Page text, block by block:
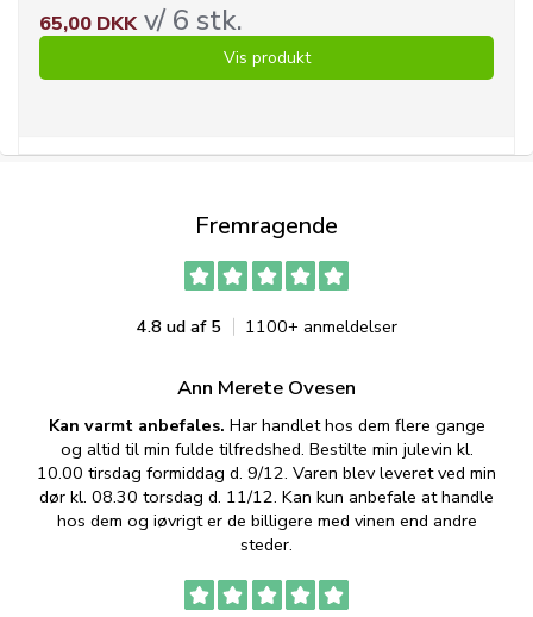
65,00 DKKv/ 6 stk.
Vis produkt
Fremragende
4.8 ud af 5 1100+ anmeldelser
Ann Merete Ovesen
Kan varmt anbefales. Har handlet hos dem flere gange
og altid til min fulde tilfredshed. Bestilte min julevin kl.
10.00 tirsdag formiddag d. 9/12. Varen blev leveret ved min
dør kl. 08.30 torsdag d. 11/12. Kan kun anbefale at handle
hos dem og iøvrigt er de billigere med vinen end andre
steder.